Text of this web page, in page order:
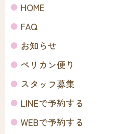
HOME
FAQ
お知らせ
ペリカン便り
スタッフ募集
LINEで予約する
WEBで予約する